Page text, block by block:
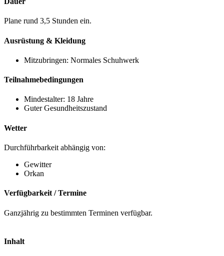
Plane rund 3,5 Stunden ein.
Ausrüstung & Kleidung
Mitzubringen: Normales Schuhwerk
Teilnahmebedingungen
Mindestalter: 18 Jahre
Guter Gesundheitszustand
Wetter
Durchführbarkeit abhängig von:
Gewitter
Orkan
Verfügbarkeit / Termine
Ganzjährig zu bestimmten Terminen verfügbar.
Inhalt